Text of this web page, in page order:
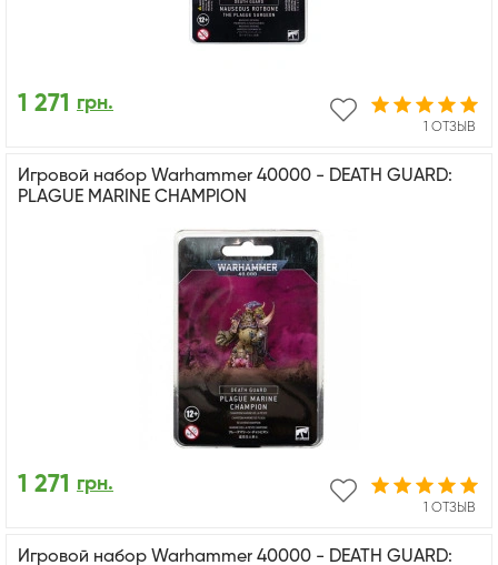
1 ОТЗЫВ
1 271 грн.
Игровой набор Warhammer 40000 - DEATH GUARD:
PLAGUE MARINE CHAMPION
1 ОТЗЫВ
1 271 грн.
Игровой набор Warhammer 40000 - DEATH GUARD: